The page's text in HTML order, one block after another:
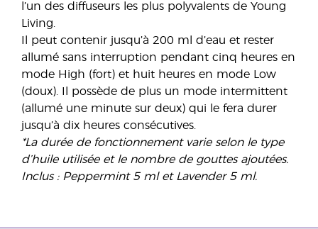
l’un des diffuseurs les plus polyvalents de Young
Living.
Il peut contenir jusqu’à 200 ml d’eau et rester
allumé sans interruption pendant cinq heures en
mode High (fort) et huit heures en mode Low
(doux). Il possède de plus un mode intermittent
(allumé une minute sur deux) qui le fera durer
jusqu’à dix heures consécutives.
*La durée de fonctionnement varie selon le type
d’huile utilisée et le nombre de gouttes ajoutées.
Inclus : Peppermint 5 ml et Lavender 5 ml.